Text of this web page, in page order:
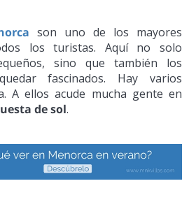
son uno de los mayores
los turistas. Aquí no solo
sino que también los
fascinados. Hay varios
A ellos acude mucha gente en
de sol.